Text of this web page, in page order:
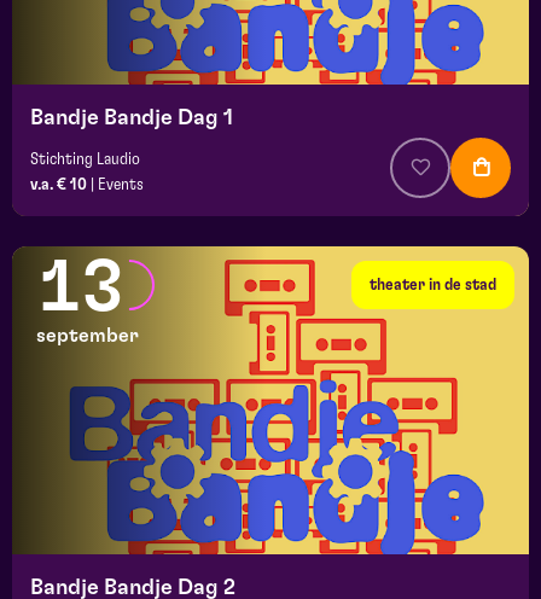
Bandje Bandje Dag 1
Stichting Laudio
v.a. € 10
Events
theater in de stad
13
september
Bandje Bandje Dag 2